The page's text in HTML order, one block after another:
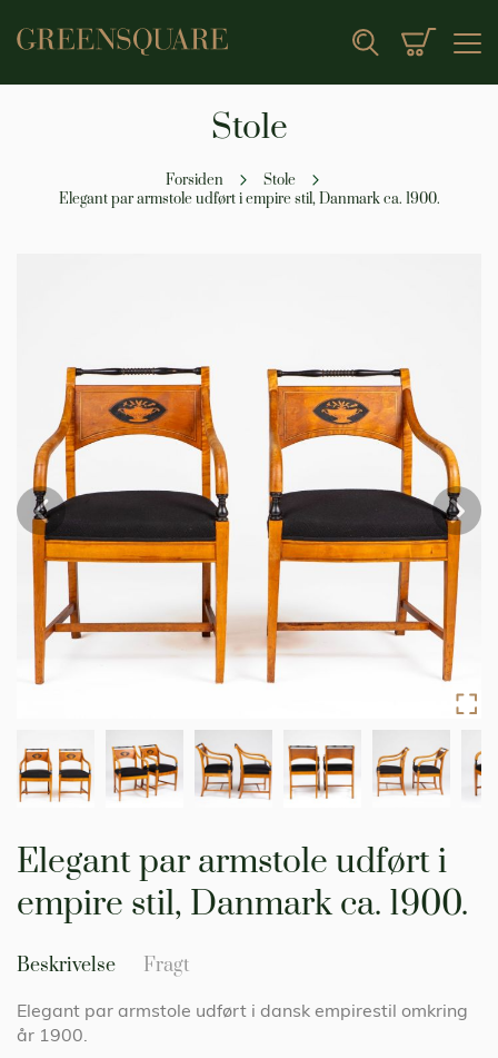
Search Min
Stole
Forsiden
Stole
Elegant par armstole udført i empire stil, Danmark ca. 1900.
Elegant par armstole udført i
empire stil, Danmark ca. 1900.
Beskrivelse
Elegant par armstole udført i dansk empirestil omkring
år 1900.
Fragt
starten
billedgalleriet